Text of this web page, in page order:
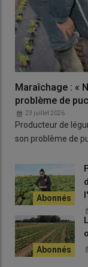
Maraîchage : «
problème de
23 juillet 2026
Producteur de
son problème de